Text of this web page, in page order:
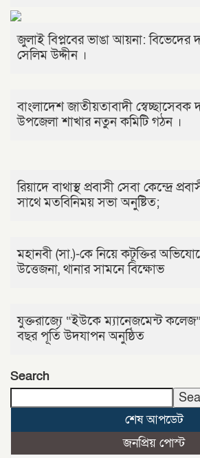
জুলাই বিপ্লবের ভাঙা আয়না: বিভেদের
সেলিম উদ্দীন ।
বাংলাদেশ জাতীয়তাবাদী স্বেচ্ছাসেবক
উপজেলা শাখার নতুন কমিটি গঠন ।
রিয়াদে বাথাস্থ প্রবাসী সেবা কেন্দ্রে
সাথে মতবিনিময় সভা অনুষ্টিত;
মহানবী (সা.)-কে নিয়ে কটূক্তির
উত্তেজনা, থানার সামনে বিক্ষোভ
যুক্তরাজ্যে “ইউকে ম্যানেজমেন্ট
বছর পূর্তি উদযাপন অনুষ্ঠিত
Search
শেষ আপডেট
জনপ্রিয় পোস্ট